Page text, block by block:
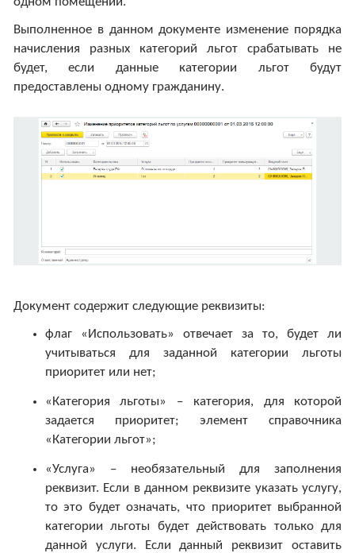
Выполненное в данном документе изменение порядка
начисления разных категорий льгот срабатывать не
будет, если данные категории льгот будут
предоставлены одному гражданину.
Документ содержит следующие реквизиты:
флаг «Использовать» отвечает за то, будет ли
учитываться для заданной категории льготы
приоритет или нет;
«Категория льготы» – категория, для которой
задается приоритет; элемент справочника
«Категории льгот»;
«Услуга» – необязательный для заполнения
реквизит. Если в данном реквизите указать услугу,
то это будет означать, что приоритет выбранной
категории льготы будет действовать только для
данной услуги. Если данный реквизит оставить